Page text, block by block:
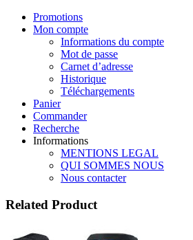
Promotions
Mon compte
Informations du compte
Mot de passe
Carnet d’adresse
Historique
Téléchargements
Panier
Commander
Recherche
Informations
MENTIONS LEGAL
QUI SOMMES NOUS
Nous contacter
Related Product